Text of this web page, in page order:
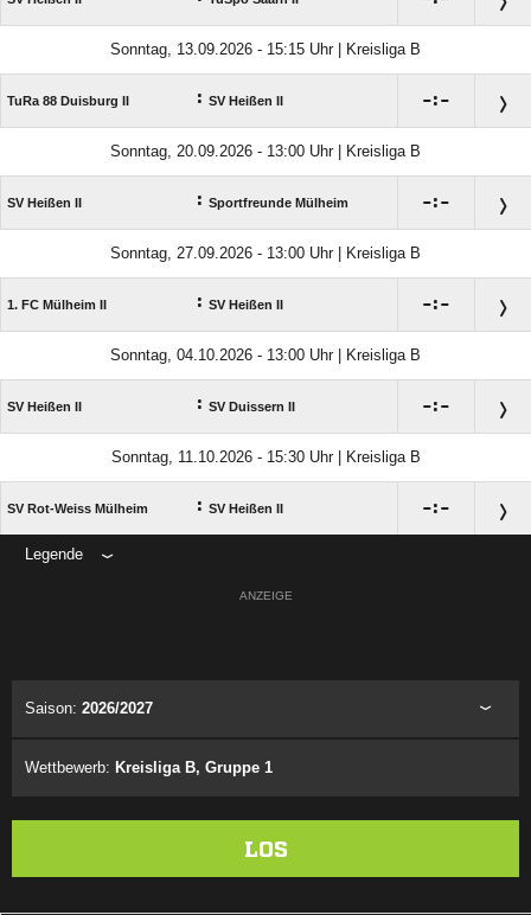
Sonntag, 13.09.2026 - 15:15 Uhr | Kreisliga B
TuRa 88 Duisburg II : SV Heißen II :
Sonntag, 20.09.2026 - 13:00 Uhr | Kreisliga B
SV Heißen II : Sportfreunde Mülheim :
Sonntag, 27.09.2026 - 13:00 Uhr | Kreisliga B
1. FC Mülheim II : SV Heißen II :
Sonntag, 04.10.2026 - 13:00 Uhr | Kreisliga B
SV Heißen II : SV Duissern II :
Sonntag, 11.10.2026 - 15:30 Uhr | Kreisliga B
SV Rot-Weiss Mülheim : SV Heißen II :
Legende
ANZEIGE
Saison: 2026/2027
Wettbewerb: Kreisliga B, Gruppe 1
LOS